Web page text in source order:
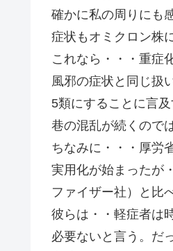
確かに私の周りにも
症状もオミクロン株
これなら・・・重症
風邪の症状と同じ扱
5類にすることに言
巷の混乱が続くので
ちなみに・・・厚労
実用化が始まったが
ファイザー社）と比
彼らは・・軽症者は
必要ないと言う。だ